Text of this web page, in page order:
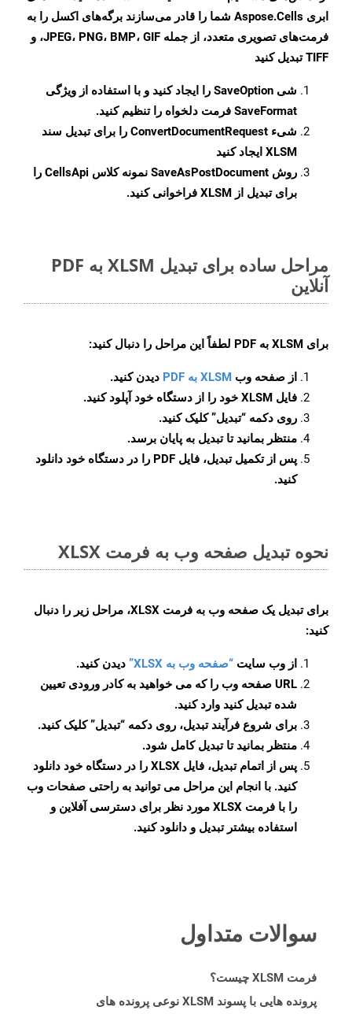
ابری Aspose.Cells شما را قادر می‌سازند برگه‌های اکسل را به
فرمت‌های تصویری متعدد، از جمله JPEG، PNG، BMP، GIF، و
TIFF تبدیل کنید
شی SaveOption را ایجاد کنید و با استفاده از ویژگی
SaveFormat فرمت دلخواه را تنظیم کنید.
شیء ConvertDocumentRequest را برای تبدیل سند
XLSM ایجاد کنید
روش SaveAsPostDocument
نمونه کلاس CellsApi را
برای تبدیل از XLSM فراخوانی کنید.
مراحل ساده برای تبدیل XLSM به PDF
آنلاین
برای XLSM به PDF لطفاً این مراحل را دنبال کنید:
از صفحه وب XLSM به PDF
دیدن کنید.
فایل XLSM خود را از دستگاه خود آپلود کنید.
روی دکمه “تبدیل”کلیک کنید.
منتظر بمانید تا تبدیل به پایان برسد.
پس از تکمیل تبدیل، فایل PDF را در دستگاه خود دانلود
کنید.
نحوه تبدیل صفحه وب به فرمت XLSX
برای تبدیل یک صفحه وب به فرمت XLSX، مراحل زیر را دنبال
کنید:
از وب سایت “صفحه وب به XLSX”
دیدن کنید.
URL صفحه وب را که می خواهید به کادر ورودی تعیین
شده تبدیل کنید وارد کنید.
برای شروع فرآیند تبدیل، روی دکمه “تبدیل” کلیک کنید.
منتظر بمانید تا تبدیل کامل شود.
پس از اتمام تبدیل، فایل XLSX را در دستگاه خود دانلود
کنید. با انجام این مراحل می توانید به راحتی صفحات وب
را با فرمت XLSX مورد نظر برای دسترسی آفلاین و
استفاده بیشتر تبدیل و دانلود کنید.
سوالات متداول
فرمت XLSM چیست؟
پرونده هایی با پسوند XLSM نوعی پرونده های